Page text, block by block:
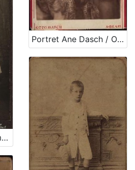
Portret Ane Dasch / Otto Dasch
Portret dame s dvjema djevojčicama / M. Merćep ; [izradio] Atelie M. Merćep